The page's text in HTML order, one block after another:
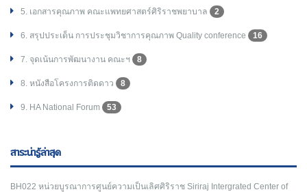
5. เอกสารคุณภาพ คณะแพทยศาสตร์ศิริราชพยาบาล 2
6. สรุปประเด็น การประชุมวิชาการคุณภาพ Quality conference 16
7. จุดเน้นการพัฒนางาน คณะฯ 8
8. หนังสือโครงการติดดาว 8
9. HA National Forum 53
สาระน่ารู้ล่าสุด
BH022 หน่วยบูรณาการศูนย์ความเป็นเลิศศิริราช Siriraj Intergrated Center of